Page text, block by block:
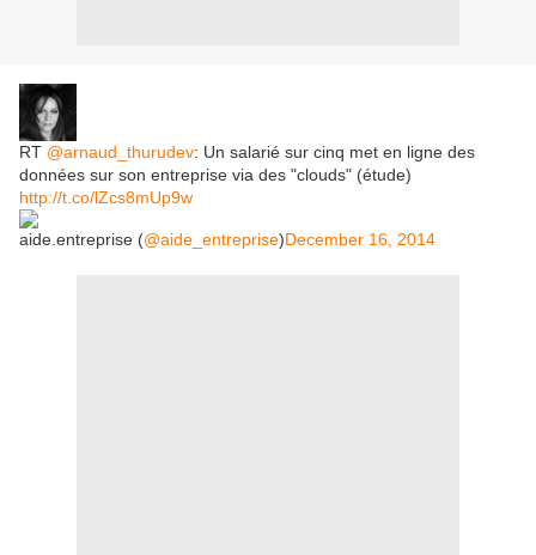
RT @arnaud_thurudev: Un salarié sur cinq met en ligne des
données sur son entreprise via des "clouds" (étude)
http://t.co/lZcs8mUp9w
aide.entreprise (@aide_entreprise)December 16, 2014